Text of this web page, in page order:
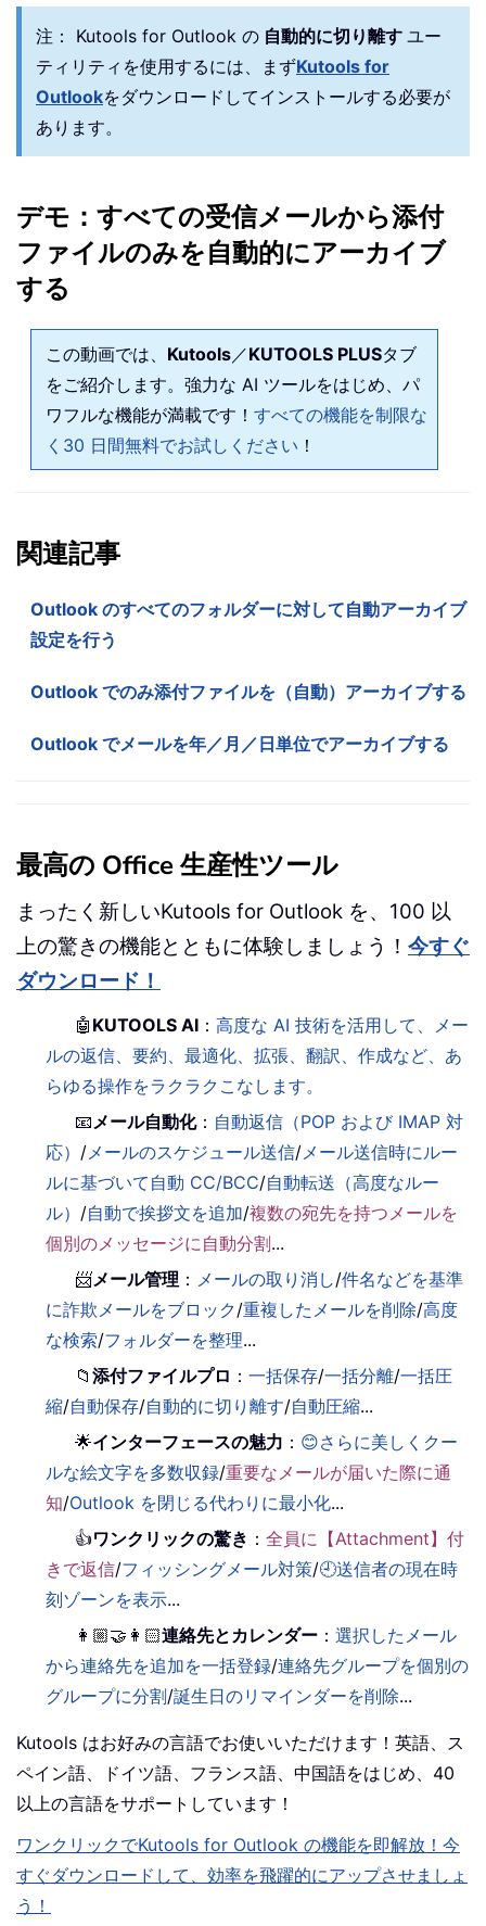
注： Kutools for Outlook の 自動的に切り離す ユー
ティリティを使用するには、まずKutools for
Outlookをダウンロードしてインストールする必要が
あります。
デモ：すべての受信メールから添付
ファイルのみを自動的にアーカイブ
する
この動画では、 Kutools ／KUTOOLS PLUSタブ
をご紹介します。強力な AI ツールをはじめ、パ
ワフルな機能が満載です！ すべての機能を制限な
く30 日間無料でお試しください ！
関連記事
Outlook のすべてのフォルダーに対して自動アーカイブ
設定を行う
Outlook でのみ添付ファイルを（自動）アーカイブする
Outlook でメールを年／月／日単位でアーカイブする
最高の Office 生産性ツール
まったく新しいKutools for Outlook を、100 以
上の驚きの機能とともに体験しましょう！ 今すぐ
ダウンロード！
🤖 KUTOOLS AI ：高度な AI 技術を活用して、メー
ルの返信、要約、最適化、拡張、翻訳、作成など、あ
らゆる操作をラクラクこなします。
📧 メール自動化： 自動返信（POP および IMAP 対
応） / メールのスケジュール送信/ メール送信時にルー
ルに基づいて自動 CC/BCC/自動転送（高度なルー
ル） /自動で挨拶文を追加/複数の宛先を持つメールを
個別のメッセージに自動分割...
📨メール管理 ： メールの取り消し/件名などを基準
に詐欺メールをブロック/重複したメールを削除/高度
な検索/フォルダーを整理...
📁添付ファイルプロ ：一括保存/一括分離/一括圧
縮/自動保存/自動的に切り離す/自動圧縮...
🌟インターフェースの魅力 ： 😊さらに美しくクー
ルな絵文字を多数収録/重要なメールが届いた際に通
知/Outlook を閉じる代わりに最小化...
👍ワンクリックの驚き ：全員に【Attachment】付
きで返信/フィッシングメール対策/🕘送信者の現在時
刻ゾーンを表示...
👩🏼‍🤝‍👩🏻連絡先とカレンダー ：選択したメール
から連絡先を追加を一括登録/連絡先グループを個別の
グループに分割/誕生日のリマインダーを削除...
Kutools はお好みの言語でお使いいただけます！英語、ス
ペイン語、ドイツ語、フランス語、中国語をはじめ、40
以上の言語をサポートしています！
ワンクリックでKutools for Outlook の機能を即解放！今
すぐダウンロードして、効率を飛躍的にアップさせましょ
う！